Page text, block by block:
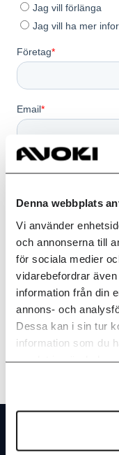
Denna webbplats
Vi använder
och annonserna till
för sociala medier
vidarebefordrar
information från din
annons- och
Dessa kan i sin tur
information som du
samlat in när du har
Footer